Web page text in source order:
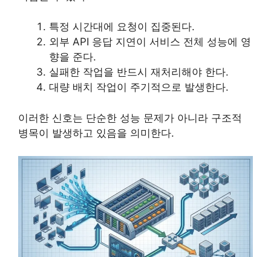
특정 시간대에 요청이 집중된다.
외부 API 응답 지연이 서비스 전체 성능에 영
향을 준다.
실패한 작업을 반드시 재처리해야 한다.
대량 배치 작업이 주기적으로 발생한다.
이러한 신호는 단순한 성능 문제가 아니라 구조적
병목이 발생하고 있음을 의미한다.